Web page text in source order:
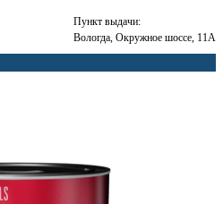
Пункт выдачи:
Вологда, Окружное шоссе, 11А